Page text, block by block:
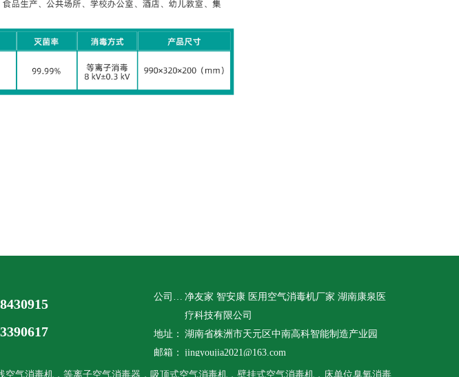
公司名称： 净友家 智安康 医用空气消毒机厂家 湖南康泉医
疗科技有限公司
地址： 湖南省株洲市天元区中南高科智能制造产业园
邮箱： jingyoujia2021@163.com
气消毒机，等离子空气消毒器，吸顶式空气消毒机，壁挂式空气消毒机，床单位臭氧消毒